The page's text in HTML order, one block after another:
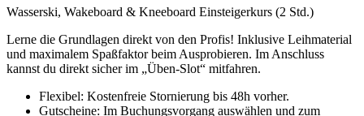
Wasserski, Wakeboard & Kneeboard Einsteigerkurs (2 Std.)
Lerne die Grundlagen direkt von den Profis! Inklusive Leihmaterial
und maximalem Spaßfaktor beim Ausprobieren. Im Anschluss
kannst du direkt sicher im „Üben-Slot“ mitfahren.
Flexibel: Kostenfreie Stornierung bis 48h vorher.
Gutscheine: Im Buchungsvorgang auswählen und zum